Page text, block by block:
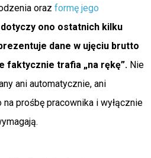
oraz formę jego
ono ostatnich kilku
dane w ujęciu brutto
faktycznie trafia „na rękę”. Nie
ani automatycznie, ani
prośbę pracownika i wyłącznie